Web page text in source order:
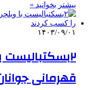
بیشتر بخوانید »
۱۴۰۳/۰۹/۰۱
قهرمانی